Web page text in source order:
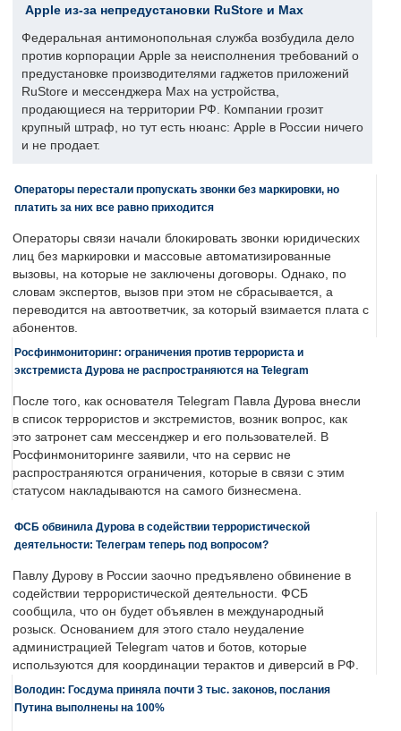
Apple из-за непредустановки RuStore и Max
Федеральная антимонопольная служба возбудила дело
против корпорации Apple за неисполнения требований о
предустановке производителями гаджетов приложений
RuStore и мессенджера Max на устройства,
продающиеся на территории РФ. Компании грозит
крупный штраф, но тут есть нюанс: Apple в России ничего
и не продает.
Операторы перестали пропускать звонки без маркировки, но
платить за них все равно приходится
Операторы связи начали блокировать звонки юридических
лиц без маркировки и массовые автоматизированные
вызовы, на которые не заключены договоры. Однако, по
словам экспертов, вызов при этом не сбрасывается, а
переводится на автоответчик, за который взимается плата с
абонентов.
Росфинмониторинг: ограничения против террориста и
экстремиста Дурова не распространяются на Telegram
После того, как основателя Telegram Павла Дурова внесли
в список террористов и экстремистов, возник вопрос, как
это затронет сам мессенджер и его пользователей. В
Росфинмониторинге заявили, что на сервис не
распространяются ограничения, которые в связи с этим
статусом накладываются на самого бизнесмена.
ФСБ обвинила Дурова в содействии террористической
деятельности: Телеграм теперь под вопросом?
Павлу Дурову в России заочно предъявлено обвинение в
содействии террористической деятельности. ФСБ
сообщила, что он будет объявлен в международный
розыск. Основанием для этого стало неудаление
администрацией Telegram чатов и ботов, которые
используются для координации терактов и диверсий в РФ.
Володин: Госдума приняла почти 3 тыс. законов, послания
Путина выполнены на 100%